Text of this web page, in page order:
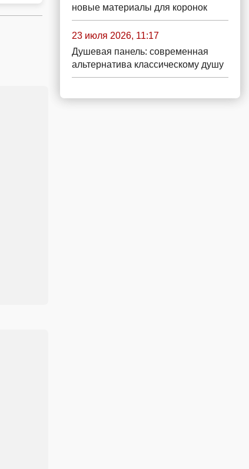
новые материалы для коронок
23 июля 2026, 11:17
Душевая панель: современная
альтернатива классическому душу